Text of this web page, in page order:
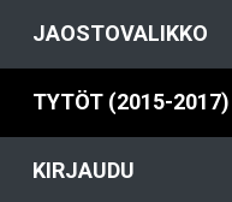
JAOSTOVALIKKO
TYTÖT (2015-2017)
KIRJAUDU